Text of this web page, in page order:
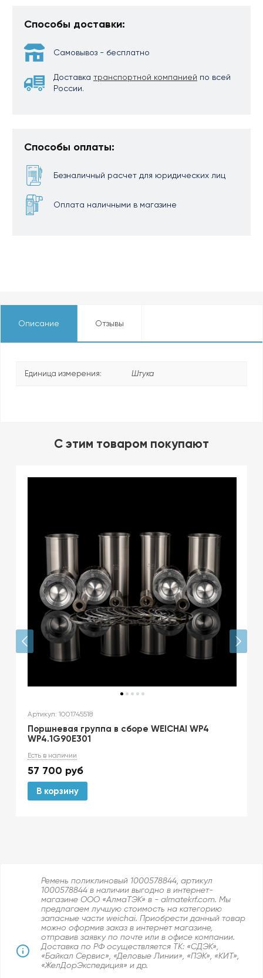
Способы доставки:
Самовывоз - бесплатно
Доставка транспортной компанией по всей
России.
Способы оплаты:
Безналичный расчет для юридических лиц
Оплата наличными в магазине
Описание Отзывы
Единица измерения: Штука
C этим товаром покупают
Артикул: 1001745518
Поршневая группа в сборе WEICHAI WP4
WP4.1G90E301
Есть в наличии
57 700 руб
В корзину
Ремень поликлиновый 1000578844, артикул
1000578844 в наличии выгодно в интернет-
магазине ООО «АлмаТЭК» в - almatekrf.com. Мы
предлагаем лучшую стоимость на категорию
запасные части weichai. Приобрести данный товар
можно оформив заказ в интернет магазине,
отправив заявку по почте или в офисе компании.
Доставка по РФ осуществляется ТК: «СДЭК»,
«Байкал Сервис», «Деловые Линии», «ПЭК», «КИТ»,
«ЖелДорЭкспедиция» и др.